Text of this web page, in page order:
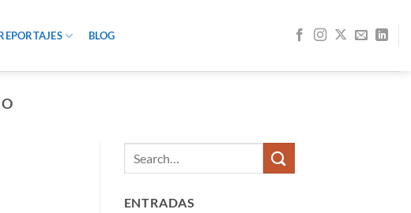
BLOG
ENTRADAS